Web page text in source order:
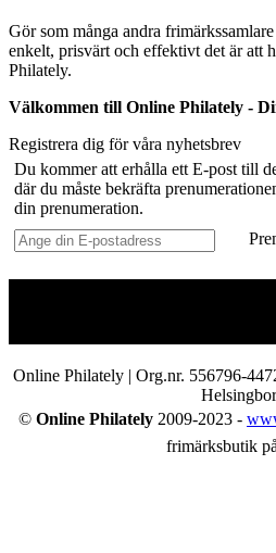
Gör som många andra
enkelt, prisvärt och effektivt det är att
Philately.
Välkommen till Online Philately -
Registrera dig för våra nyhetsbrev
Du kommer att erhålla ett E-post till
där du måste bekräfta
din prenumeration.
Online Philately | Org.nr. 556796-
© Online Philately 2009-2023 -
frimärksbutik